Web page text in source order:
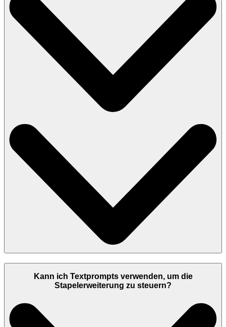
Kann ich Textprompts verwenden, um die
Stapelerweiterung zu steuern?